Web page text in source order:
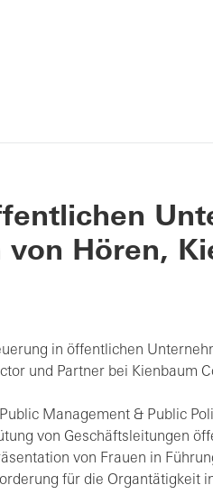
Hören,
in öffentlichen
und Partner bei Kienbaum
Management & Public
von Geschäftsleitungen
von Frauen in
für die Organtätigkeit